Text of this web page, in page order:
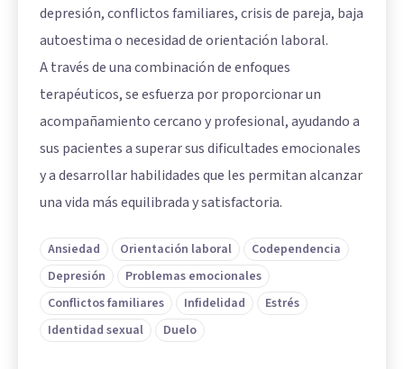
depresión, conflictos familiares, crisis de pareja, baja
autoestima o necesidad de orientación laboral.
A través de una combinación de enfoques
terapéuticos, se esfuerza por proporcionar un
acompañamiento cercano y profesional, ayudando a
sus pacientes a superar sus dificultades emocionales
y a desarrollar habilidades que les permitan alcanzar
una vida más equilibrada y satisfactoria.
Ansiedad Orientación laboral
Codependencia
Depresión
Problemas emocionales
Conflictos familiares
Infidelidad
Estrés
Identidad sexual
Duelo